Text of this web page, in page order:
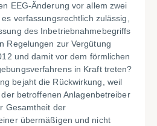
EEG-Änderung vor allem zwei
verfassungsrechtlich zulässig,
des Inbetriebnahmebegriffs
Regelungen zur Vergütung
und damit vor dem förmlichen
in Kraft treten?
bejaht die Rückwirkung, weil
betroffenen Anlagenbetreiber
Gesamtheit der
übermäßigen und nicht